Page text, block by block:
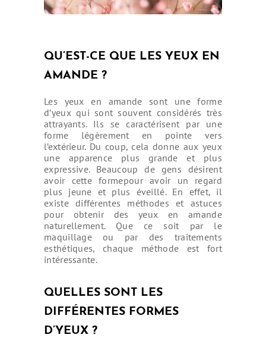
QU’EST-CE QUE LES YEUX EN
AMANDE ?
Les yeux en amande sont une forme
d’yeux qui sont souvent considérés très
attrayants. Ils se caractérisent par une
forme légèrement en pointe vers
l’extérieur. Du coup, cela donne aux yeux
une apparence plus grande et plus
expressive. Beaucoup de gens désirent
avoir cette formepour avoir un regard
plus jeune et plus éveillé. En effet, il
existe différentes méthodes et astuces
pour obtenir des yeux en amande
naturellement. Que ce soit par le
maquillage ou par des traitements
esthétiques, chaque méthode est fort
intéressante.
QUELLES SONT LES
DIFFÉRENTES FORMES
D’YEUX ?